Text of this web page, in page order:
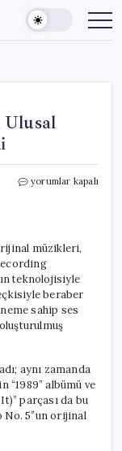
Doom’un
Listesine
Dahil
Edildi
için
yorumlar kapalı
müzikleri,
teknolojisiyle
beraber
sahip ses
aynı zamanda
“1989” albümü ve
parçası da bu
No. 5″un orijinal